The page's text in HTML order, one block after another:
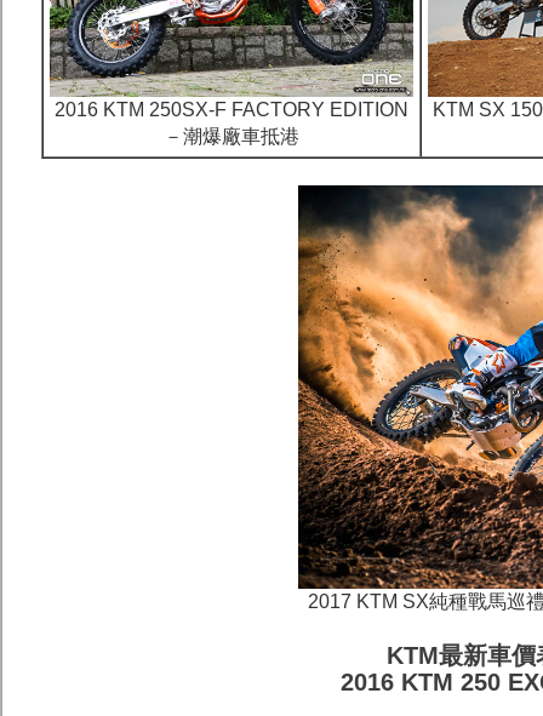
2016 KTM 250SX-F FACTORY EDITION
－潮爆廠車抵港
KTM SX
2017 KTM SX純種戰馬巡
KTM最新車
2016 KTM 250